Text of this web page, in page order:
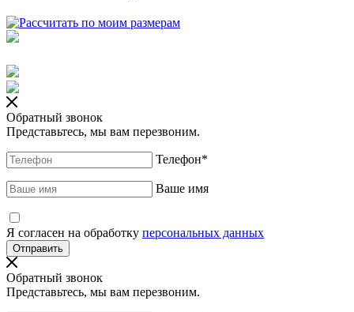
Обратный звонок
Представьтесь, мы вам перезвоним.
Телефон*
Ваше имя
Я согласен на обработку персональных данных
Обратный звонок
Представьтесь, мы вам перезвоним.